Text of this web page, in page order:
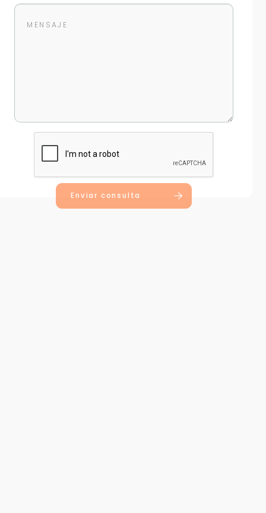
Enviar consulta